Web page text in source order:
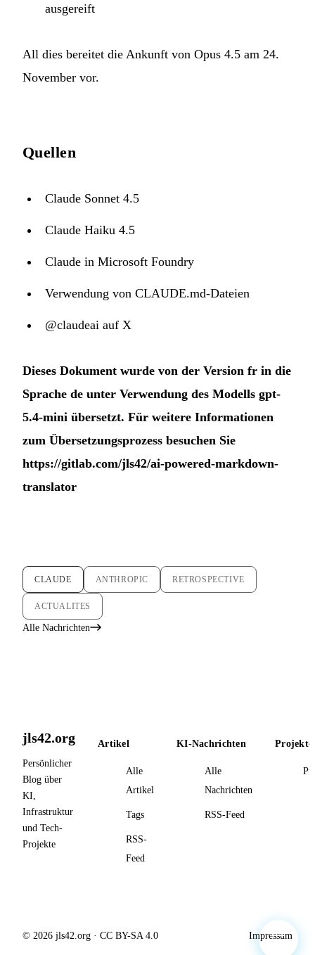
ausgereift
All dies bereitet die Ankunft von Opus 4.5 am 24.
November vor.
Quellen
Claude Sonnet 4.5
Claude Haiku 4.5
Claude in Microsoft Foundry
Verwendung von CLAUDE.md-Dateien
@claudeai auf X
Dieses Dokument wurde von der Version fr in die
Sprache de unter Verwendung des Modells gpt-
5.4-mini übersetzt. Für weitere Informationen
zum Übersetzungsprozess besuchen Sie
https://gitlab.com/jls42/ai-powered-markdown-
translator
CLAUDE ANTHROPIC RETROSPECTIVE
ACTUALITES
Alle Nachrichten
jls42.org
Persönlicher
Blog über
KI,
Infrastruktur
und Tech-
Projekte
Artikel
Alle
Artikel
Tags
RSS-
Feed
KI-Nachrichten
Alle
Nachrichten
RSS-Feed
Projekte
© 2026 jls42.org · CC BY-SA 4.0 Impressum